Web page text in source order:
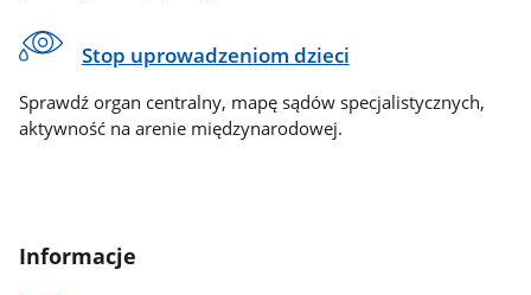
Stop uprowadzeniom dzieci
Sprawdź organ centralny, mapę sądów specjalistycznych,
aktywność na arenie międzynarodowej.
Informacje